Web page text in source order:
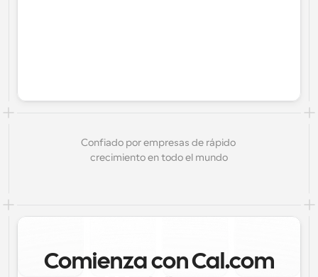
Confiado por empresas de rápido
crecimiento en todo el mundo
Comienza con Cal.com